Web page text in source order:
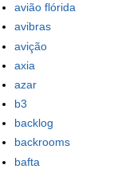
avião flórida
avibras
avição
axia
azar
b3
backlog
backrooms
bafta